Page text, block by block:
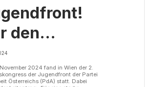
den
2024 fand in Wien der 2.
der Jugendfront der Partei
Österreichs (PdA) statt. Dabei